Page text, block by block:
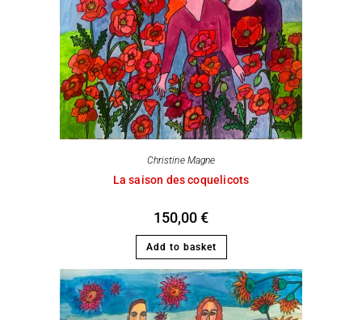
Christine Magne
La saison des coquelicots
150,00€
Add to basket